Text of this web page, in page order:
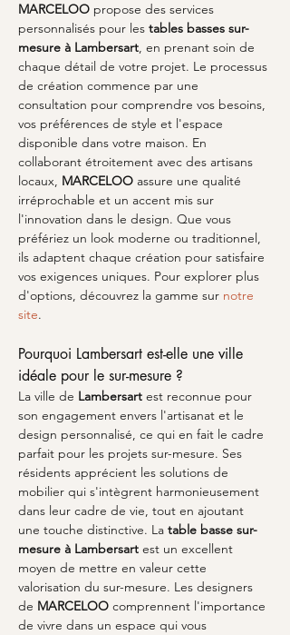
MARCELOO propose des services
personnalisés pour les tables basses sur-
mesure à Lambersart, en prenant soin de
chaque détail de votre projet. Le processus
de création commence par une
consultation pour comprendre vos besoins,
vos préférences de style et l'espace
disponible dans votre maison. En
collaborant étroitement avec des artisans
locaux, MARCELOO assure une qualité
irréprochable et un accent mis sur
l'innovation dans le design. Que vous
préfériez un look moderne ou traditionnel,
ils adaptent chaque création pour satisfaire
vos exigences uniques. Pour explorer plus
d'options, découvrez la gamme sur notre
site.
Pourquoi Lambersart est-elle une ville
idéale pour le sur-mesure ?
La ville de Lambersart est reconnue pour
son engagement envers l'artisanat et le
design personnalisé, ce qui en fait le cadre
parfait pour les projets sur-mesure. Ses
résidents apprécient les solutions de
mobilier qui s'intègrent harmonieusement
dans leur cadre de vie, tout en ajoutant
une touche distinctive. La table basse sur-
mesure à Lambersart est un excellent
moyen de mettre en valeur cette
valorisation du sur-mesure. Les designers
de MARCELOO comprennent l'importance
de vivre dans un espace qui vous